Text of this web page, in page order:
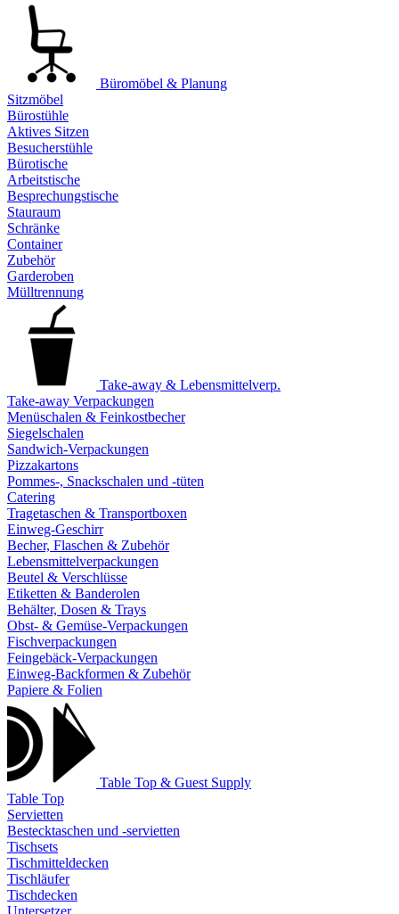
Büromöbel & Planung
Sitzmöbel
Bürostühle
Aktives Sitzen
Besucherstühle
Bürotische
Arbeitstische
Besprechungstische
Stauraum
Schränke
Container
Zubehör
Garderoben
Mülltrennung
Take-away & Lebensmittelverp.
Take-away Verpackungen
Menüschalen & Feinkostbecher
Siegelschalen
Sandwich-Verpackungen
Pizzakartons
Pommes-, Snackschalen und -tüten
Catering
Tragetaschen & Transportboxen
Einweg-Geschirr
Becher, Flaschen & Zubehör
Lebensmittelverpackungen
Beutel & Verschlüsse
Etiketten & Banderolen
Behälter, Dosen & Trays
Obst- & Gemüse-Verpackungen
Fischverpackungen
Feingebäck-Verpackungen
Einweg-Backformen & Zubehör
Papiere & Folien
Table Top & Guest Supply
Table Top
Servietten
Bestecktaschen und -servietten
Tischsets
Tischmitteldecken
Tischläufer
Tischdecken